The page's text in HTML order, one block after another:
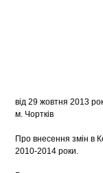
від 29
м. Чортків
Про внесення змін в
2010-2014 роки.